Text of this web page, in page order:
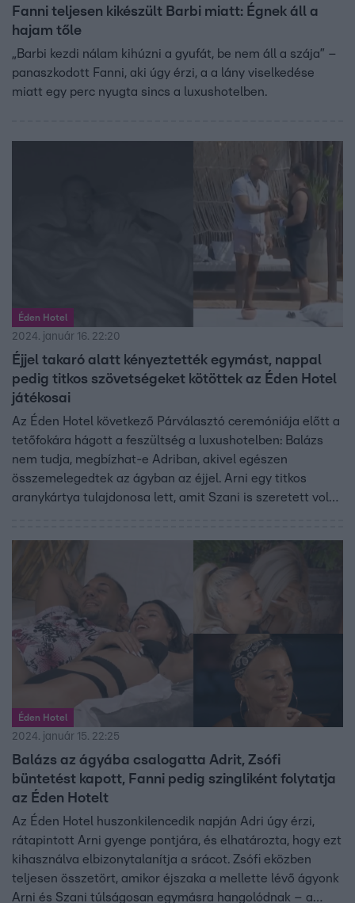
Fanni teljesen kikészült Barbi miatt: Égnek áll a
hajam tőle
„Barbi kezdi nálam kihúzni a gyufát, be nem áll a szája” –
panaszkodott Fanni, aki úgy érzi, a a lány viselkedése
miatt egy perc nyugta sincs a luxushotelben.
Éden Hotel
2024. január 16. 22:20
Éjjel takaró alatt kényeztették egymást, nappal
pedig titkos szövetségeket kötöttek az Éden Hotel
játékosai
Az Éden Hotel következő Párválasztó ceremóniája előtt a
tetőfokára hágott a feszültség a luxushotelben: Balázs
nem tudja, megbízhat-e Adriban, akivel egészen
összemelegedtek az ágyban az éjjel. Arni egy titkos
aranykártya tulajdonosa lett, amit Szani is szeretett volna
Kendy büszkén mesélt reggel a többieknek Jázmin
kényeztetéséről.
Éden Hotel
2024. január 15. 22:25
Balázs az ágyába csalogatta Adrit, Zsófi
büntetést kapott, Fanni pedig szingliként folytatja
az Éden Hotelt
Az Éden Hotel huszonkilencedik napján Adri úgy érzi,
rátapintott Arni gyenge pontjára, és elhatározta, hogy ezt
kihasználva elbizonytalanítja a srácot. Zsófi eközben
teljesen összetört, amikor éjszaka a mellette lévő ágyonk
Arni és Szani túlságosan egymásra hangolódnak – a